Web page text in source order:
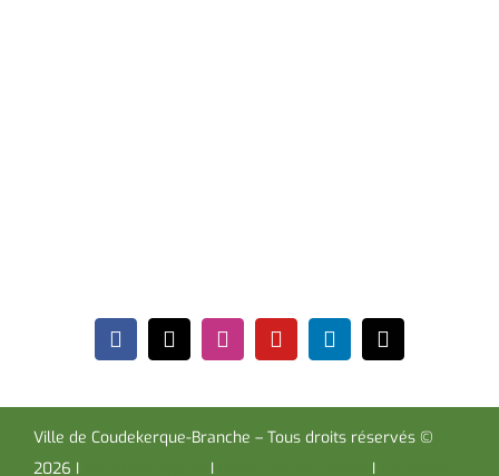
Ville de Coudekerque-Branche – Tous droits réservés ©
2026 I
I I